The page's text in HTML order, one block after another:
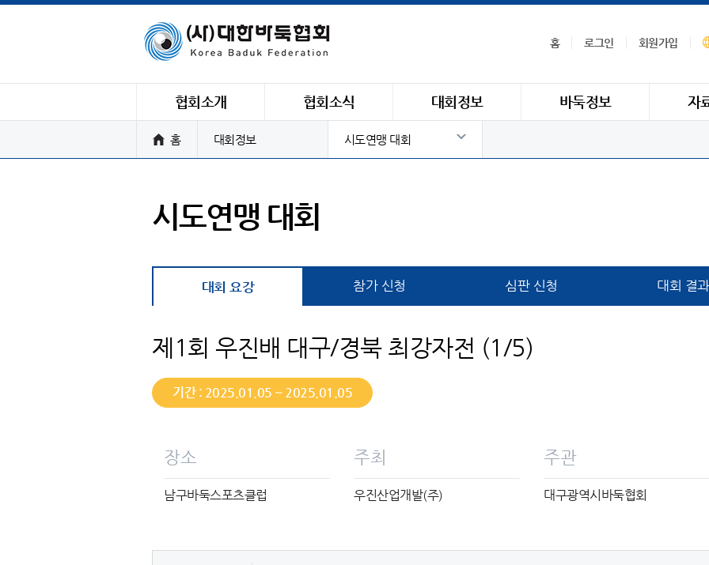
홈 로그인 회원가입
협회소개 협회소식 대회정보 바둑정보 자
홈 대회정보 시도연맹 대회
시도연맹 대회
대회 요강 참가 신청 심판 신청 대회 결과
제1회 우진배 대구/경북 최강자전 (1/5)
기간 : 2025.01.05 ~ 2025.01.05
장소
남구바둑스포츠클럽
주최
우진산업개발(주)
주관
대구광역시바둑협회